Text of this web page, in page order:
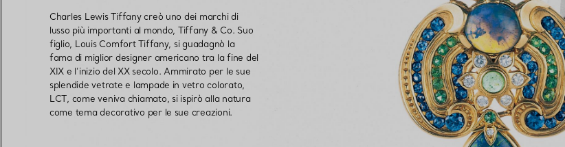
Prenota il tuoappuntamento con un esperto di diamanti Tiffany.
Charles Lewis Tiffany creò uno dei marchi di
lusso più importanti al mondo, Tiffany & Co. Suo
figlio, Louis Comfort Tiffany, si guadagnò la
fama di miglior designer americano tra la fine del
XIX e l’inizio del XX secolo. Ammirato per le sue
splendide vetrate e lampade in vetro colorato,
LCT, come veniva chiamato, si ispirò alla natura
come tema decorativo per le sue creazioni.